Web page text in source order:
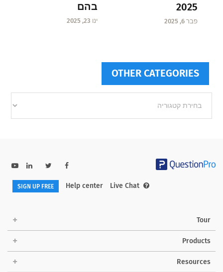
2025
פבר 6, 2025
בהם
ינו 23, 2025
OTHER CATEGORIES
categories
Help center Live Chat
SIGN UP FREE
Tour
Products
Resources